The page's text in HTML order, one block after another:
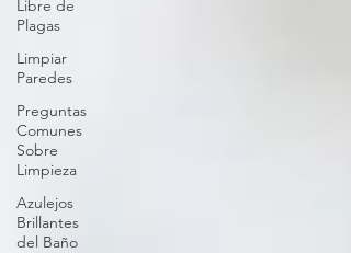
Libre de
Plagas
Limpiar
Paredes
Preguntas
Comunes
Sobre
Limpieza
Azulejos
Brillantes
del Baño